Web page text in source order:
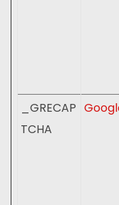
_GRECAP
TCHA